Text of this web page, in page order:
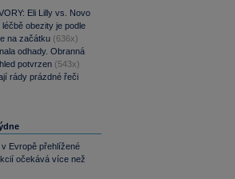
Eli Lilly vs. Novo
obezity je podle
na začátku (636x)
odhady. Obranná
potvrzen (543x)
rády prázdné řeči
Evropě přehlížené
očekává více než